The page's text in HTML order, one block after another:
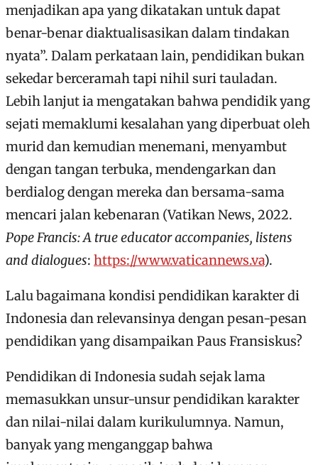
menjadikan apa yang dikatakan untuk dapat
benar-benar diaktualisasikan dalam tindakan
nyata”. Dalam perkataan lain, pendidikan bukan
sekedar berceramah tapi nihil suri tauladan.
Lebih lanjut ia mengatakan bahwa pendidik yang
sejati memaklumi kesalahan yang diperbuat oleh
murid dan kemudian menemani, menyambut
dengan tangan terbuka, mendengarkan dan
berdialog dengan mereka dan bersama-sama
mencari jalan kebenaran (Vatikan News, 2022.
Pope Francis: A true educator accompanies, listens
and dialogues: https://www.vaticannews.va).
Lalu bagaimana kondisi pendidikan karakter di
Indonesia dan relevansinya dengan pesan-pesan
pendidikan yang disampaikan Paus Fransiskus?
Pendidikan di Indonesia sudah sejak lama
memasukkan unsur-unsur pendidikan karakter
dan nilai-nilai dalam kurikulumnya. Namun,
banyak yang menganggap bahwa